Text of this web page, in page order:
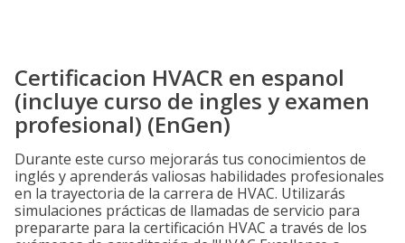
Certificacion HVACR en espanol
(incluye curso de ingles y examen
profesional) (EnGen)
Durante este curso mejorarás tus conocimientos de
inglés y aprenderás valiosas habilidades profesionales
en la trayectoria de la carrera de HVAC. Utilizarás
simulaciones prácticas de llamadas de servicio para
prepararte para la certificación HVAC a través de los